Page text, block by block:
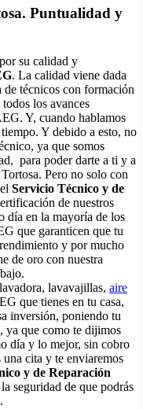
Puntualidad y
su calidad y
. La calidad viene dada
técnicos con formación
los avances
Y, cuando hablamos
Y debido a esto, no
ya que somos
para poder darte a ti y a
Pero no solo con
Servicio Técnico y de
de nuestros
día en la mayoría de los
que garanticen que tu
y por mucho
de oro con nuestra
lavavajillas, aire
que tienes en tu casa,
inversión, poniendo tu
ya que como te dijimos
día y lo mejor, sin cobro
cita y te enviaremos
y de Reparación
seguridad de que podrás